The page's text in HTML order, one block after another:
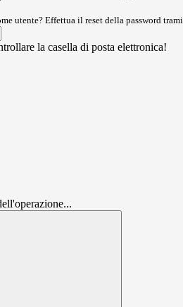
utente? Effettua il reset della password
la casella di posta elettronica!